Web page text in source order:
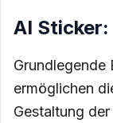
AI
Grundlegende
ermöglichen
Gestaltung